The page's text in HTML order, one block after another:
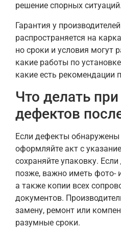
решение спорных ситуаций.
Гарантия у
распространяется на
но сроки и условия могут
какие работы по
какие есть рекомендации
Что делать
дефектов
Если дефекты
оформляйте акт с
сохраняйте упаковку.
позже, важно иметь фото-
а также копии всех
документов.
замену, ремонт или
разумные сроки.